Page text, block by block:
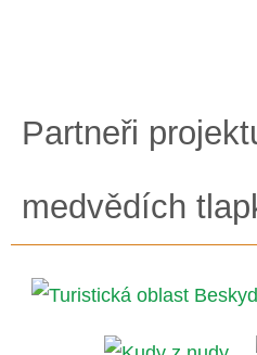
Partneři
medvědích